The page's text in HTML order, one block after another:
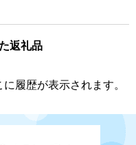
返礼品
履歴が表示されます。